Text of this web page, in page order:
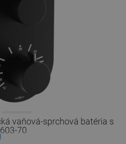
vaňová-sprchová batéria s
70